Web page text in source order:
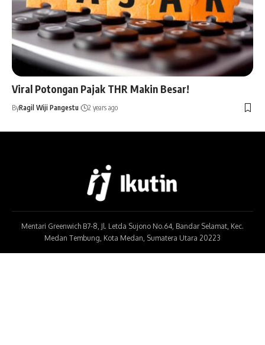
Viral Potongan Pajak THR Makin Besar!
ByRagil Wiji Pangestu 2 years ago
Mentari Greenwich B7-8, Jl. Letda Sujono No.64, Bandar Selamat, Kec.
Medan Tembung, Kota Medan, Sumatera Utara 20223